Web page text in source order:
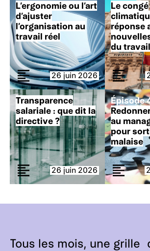
L’ergonomie ou l’art
d’ajuster
l’organisation au
travail réel
26 juin 2026
Le congé
réponse
du
Transparence
salariale : que dit la
directive ?
26 juin 2026
Épisode
au
pour
malaise
Tous les mois, une grille